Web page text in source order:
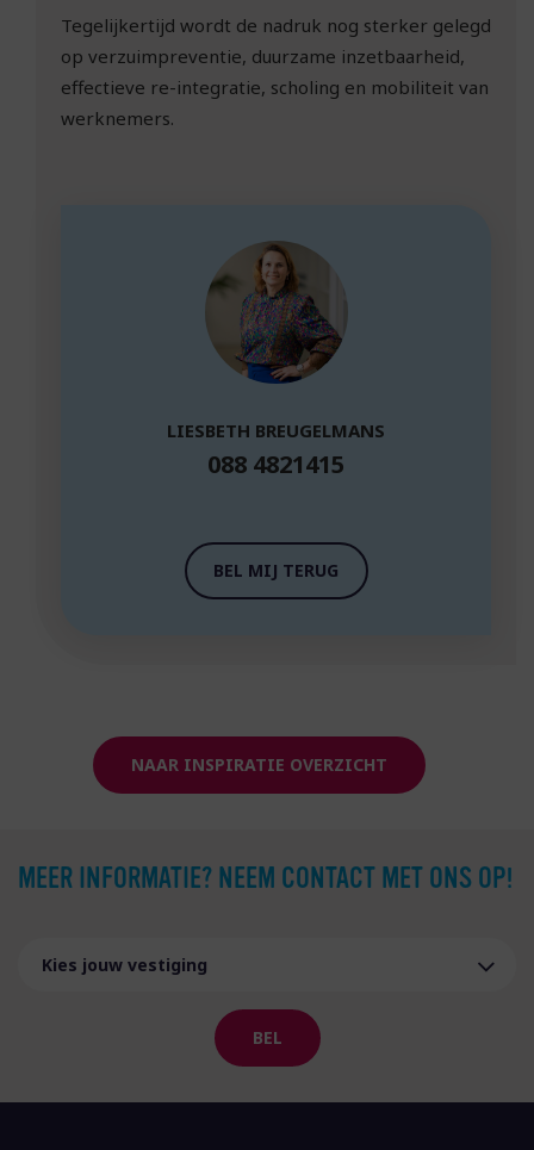
Tegelijkertijd wordt de nadruk nog sterker gelegd
op verzuimpreventie, duurzame inzetbaarheid,
effectieve re-integratie, scholing en mobiliteit van
werknemers.
LIESBETH BREUGELMANS
088 4821415
BEL MIJ TERUG
NAAR INSPIRATIE OVERZICHT
MEER INFORMATIE? NEEM CONTACT MET ONS OP!
BEL